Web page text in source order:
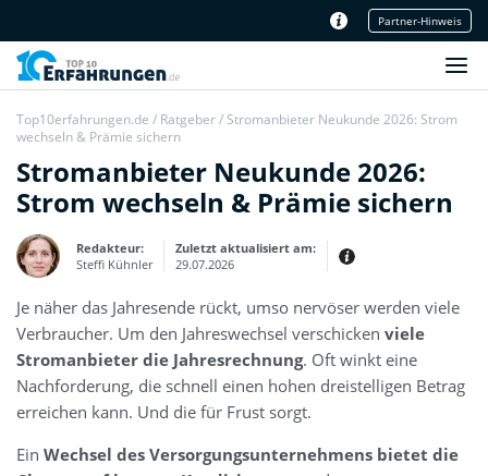
Unser Redaktionsteam
Partner-Hinweis
Top10erfahrungen.de / Ratgeber/ Stromanbieter Neukunde 2026: Strom
wechseln & Prämie sichern
Stromanbieter Neukunde 2026:
Strom wechseln & Prämie sichern
Redakteur:
Steffi Kühnler
Zuletzt aktualisiert am:
29.07.2026
Thema:
Erfahrungen:
Produkt- und Kategorietexte sowie
Newsberichte
Mein Werdegang ist relativ bunt,
denn ich habe zuerst eine praktische
Ausbildung in Elektrotechnik
IT-Studium an der Fachhochschule
draufgelegt.
Je näher das Jahresende rückt, umso nervöser werden viele
Verbraucher. Um den Jahreswechsel verschicken viele
Stromanbieter die Jahresrechnung. Oft winkt eine
Nachforderung, die schnell einen hohen dreistelligen Betrag
erreichen kann. Und die für Frust sorgt.
Ein Wechsel des Versorgungsunternehmens bietet die